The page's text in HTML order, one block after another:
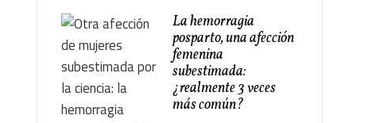
La hemorragia
posparto, una afección
femenina
subestimada:
¿realmente 3 veces
más común?